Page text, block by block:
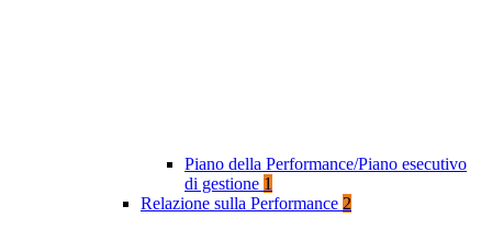
Piano della Performance/Piano esecutivo
di gestione 1
Relazione sulla Performance 2